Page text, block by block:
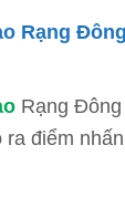
Rạng
Rạng
điểm